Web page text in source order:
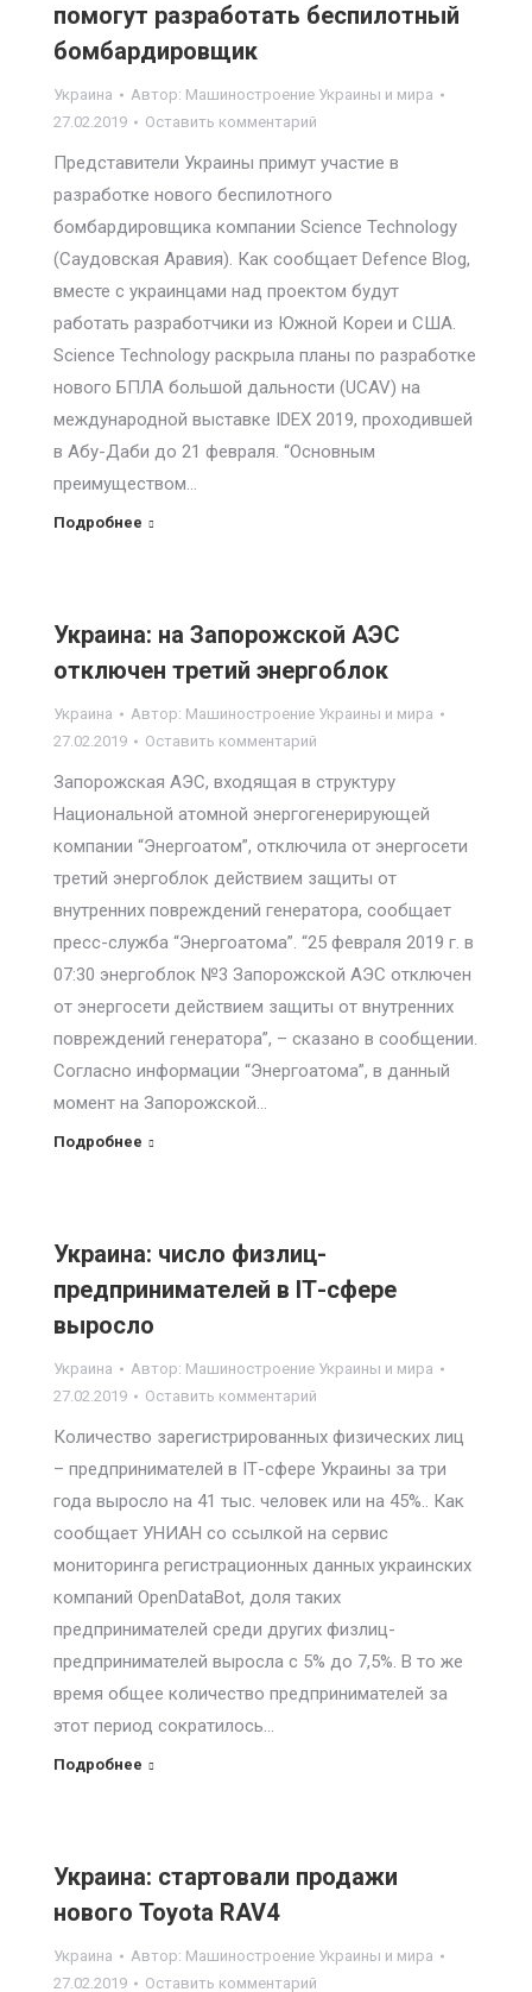
помогут разработать беспилотный
бомбардировщик
Украина Автор: Машиностроение Украины и мира
27.02.2019
Оставить комментарий
Представители Украины примут участие в
разработке нового беспилотного
бомбардировщика компании Science Technology
(Саудовская Аравия). Как сообщает Defence Blog,
вместе с украинцами над проектом будут
работать разработчики из Южной Кореи и США.
Science Technology раскрыла планы по разработке
нового БПЛА большой дальности (UCAV) на
международной выставке IDEX 2019, проходившей
в Абу-Даби до 21 февраля. “Основным
преимуществом…
Подробнее
Украина: на Запорожской АЭС
отключен третий энергоблок
Украина Автор: Машиностроение Украины и мира
27.02.2019
Оставить комментарий
Запорожская АЭС, входящая в структуру
Национальной атомной энергогенерирующей
компании “Энергоатом”, отключила от энергосети
третий энергоблок действием защиты от
внутренних повреждений генератора, сообщает
пресс-служба “Энергоатома”. “25 февраля 2019 г. в
07:30 энергоблок №3 Запорожской АЭС отключен
от энергосети действием защиты от внутренних
повреждений генератора”, – сказано в сообщении.
Согласно информации “Энергоатома”, в данный
момент на Запорожской…
Подробнее
Украина: число физлиц-
предпринимателей в ІТ-сфере
выросло
Украина Автор: Машиностроение Украины и мира
27.02.2019
Оставить комментарий
Количество зарегистрированных физических лиц
– предпринимателей в ІТ-сфере Украины за три
года выросло на 41 тыс. человек или на 45%.. Как
сообщает УНИАН со ссылкой на сервис
мониторинга регистрационных данных украинских
компаний OpenDataBot, доля таких
предпринимателей среди других физлиц-
предпринимателей выросла с 5% до 7,5%. В то же
время общее количество предпринимателей за
этот период сократилось…
Подробнее
Украина: стартовали продажи
нового Toyota RAV4
Украина Автор: Машиностроение Украины и мира
27.02.2019
Оставить комментарий